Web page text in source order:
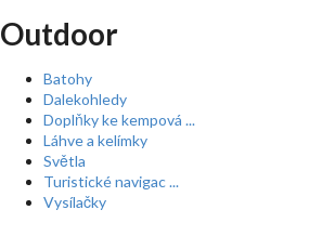
Outdoor
Batohy
Dalekohledy
Doplňky ke kempová ...
Láhve a kelímky
Světla
Turistické navigac ...
Vysílačky